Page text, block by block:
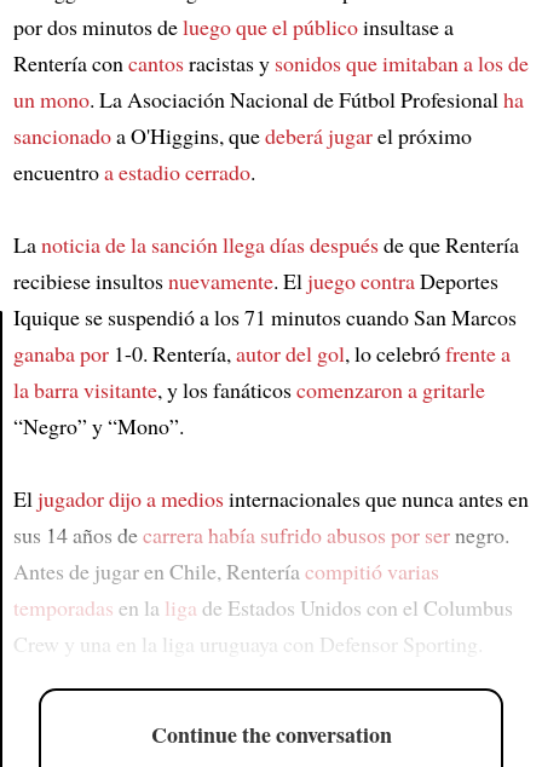
Article
por dos minutos deluego que el públicoinsultase a
Rentería concantosracistas y sonidos que imitaban a los de
un mono. La Asociación Nacional de Fútbol Profesionalha
sancionadoa O'Higgins, quedeberá jugarel próximo
encuentroa estadio cerrado.
Lanoticia de la sanciónllega días despuésde que Rentería
recibiese insultosnuevamente. Eljuego contraDeportes
Iquique se suspendió a los 71 minutos cuando San Marcos
ganaba por1-0. Rentería,autor del gol, lo celebrófrente a
la barra visitante, y los fanáticoscomenzaron a gritarle
“Negro” y “Mono”.
Eljugador dijo a mediosinternacionales que nunca antes en
sus 14 años decarrerahabía sufrido abusos por sernegro.
Antes de jugar en Chile, Renteríacompitió varias
temporadas en la liga de Estados Unidos con el Columbus
Crew y una en la liga uruguaya con Defensor Sporting.
Continue the conversation